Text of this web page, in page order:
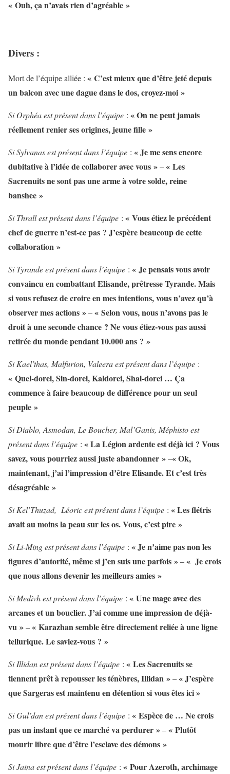
« Ouh, ça n’avais rien d’agréable »
Divers :
Mort de l’équipe alliée : « C’est mieux que d’être jeté depuis
un balcon avec une dague dans le dos, croyez-moi »
Si Orphéa est présent dans l’équipe : « On ne peut jamais
réellement renier ses origines, jeune fille »
Si Sylvanas est présent dans l’équipe : « Je me sens encore
dubitative à l’idée de collaborer avec vous »–« Les
Sacrenuits ne sont pas une arme à votre solde, reine
banshee »
Si Thrall est présent dans l’équipe : « Vous étiez le précédent
chef de guerre n’est-ce pas ? J’espère beaucoup de cette
collaboration »
Si Tyrande est présent dans l’équipe : « Je pensais vous avoir
convaincu en combattant Elisande, prêtresse Tyrande. Mais
si vous refusez de croire en mes intentions, vous n’avez qu’à
observer mes actions »–« Selon vous, nous n’avons pas le
droit à une seconde chance ? Ne vous étiez-vous pas aussi
retirée du monde pendant 10.000 ans ? »
Si Kael’thas, Malfurion, Valeera est présent dans l’équipe :
« Quel-dorei, Sin-dorei, Kaldorei, Shal-dorei … Ça
commence à faire beaucoup de différence pour un seul
peuple »
Si Diablo, Asmodan, Le Boucher, Mal’Ganis, Méphisto est
présent dans l’équipe : « La Légion ardente est déjà ici ? Vous
savez, vous pourriez aussi juste abandonner »–« Ok,
maintenant, j’ai l’impression d’être Elisande. Et c’est très
désagréable »
Si Kel’Thuzad, Léoric est présent dans l’équipe : « Les flétris
avait au moins la peau sur les os. Vous, c’est pire »
Si Li-Ming est présent dans l’équipe : « Je n’aime pas non les
figures d’autorité, même si j’en suis une parfois »–« Je crois
que nous allons devenir les meilleurs amies »
Si Medivh est présent dans l’équipe : « Une mage avec des
arcanes et un bouclier. J’ai comme une impression de déjà-
vu »–« Karazhan semble être directement reliée à une ligne
tellurique. Le saviez-vous ? »
Si Illidan est présent dans l’équipe : « Les Sacrenuits se
tiennent prêt à repousser les ténèbres, Illidan »–« J’espère
que Sargeras est maintenu en détention si vous êtes ici »
Si Gul’dan est présent dans l’équipe : « Espèce de … Ne crois
pas un instant que ce marché va perdurer »–« Plutôt
mourir libre que d’être l’esclave des démons »
Si Jaina est présent dans l’équipe : « Pour Azeroth, archimage